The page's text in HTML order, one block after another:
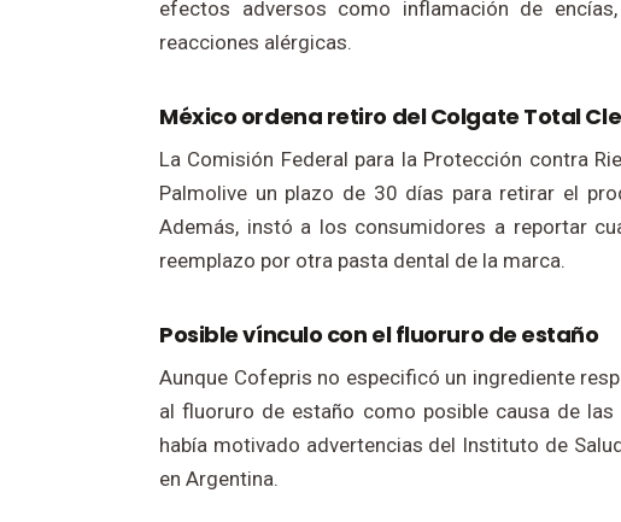
efectos adversos como inflamación de
reacciones alérgicas.
México ordena retiro del Colgate Total
La Comisión Federal para la Protección contra
Palmolive un plazo de 30 días para retirar el
Además, instó a los consumidores a reportar
reemplazo por otra pasta dental de la marca.
Posible vínculo con el fluoruro de estaño
Aunque Cofepris no especificó un ingrediente
al fluoruro de estaño como posible causa de
había motivado advertencias del Instituto de
en Argentina.